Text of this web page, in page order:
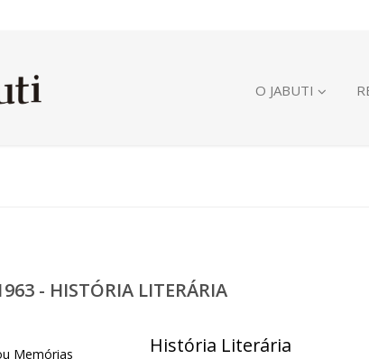
O JABUTI
- HISTÓRIA LITERÁRIA
História Literária
Memórias